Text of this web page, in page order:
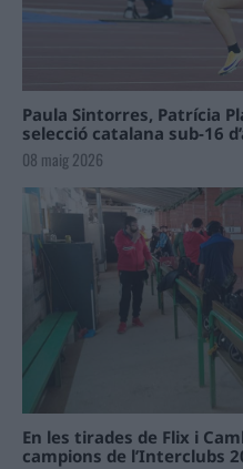
Paula Sintorres, Patrícia
selecció catalana sub-16
08 maig 2026
En les tirades de Flix i
campions de l’Interclubs